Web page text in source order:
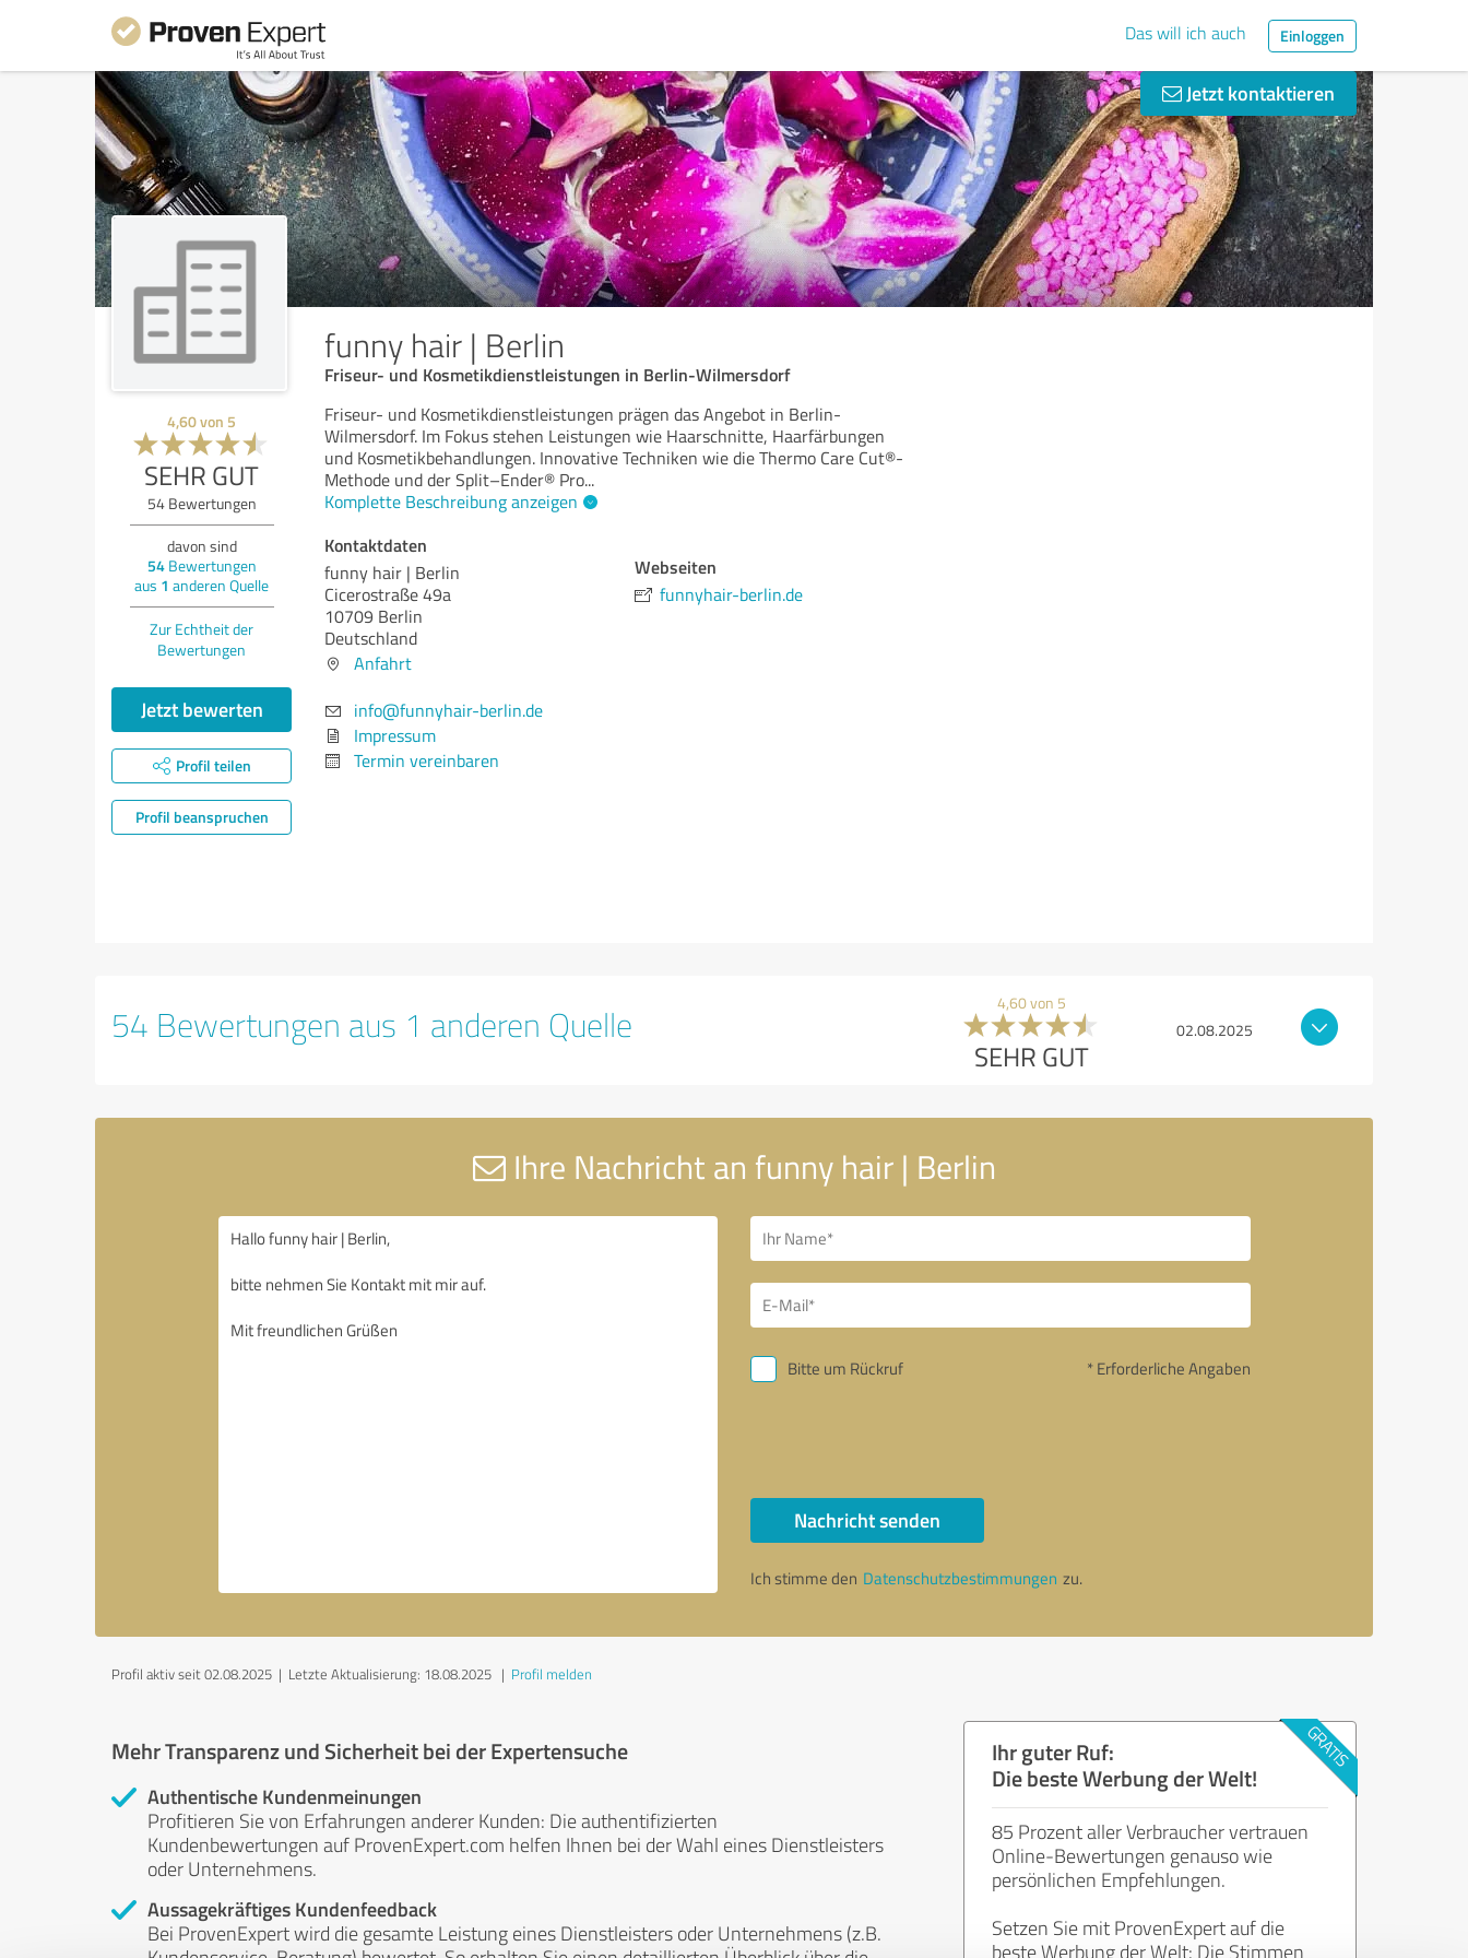
Das will ich auch Einloggen
Jetzt kontaktieren
funny hair | Berlin
Friseur- und Kosmetikdienstleistungen in Berlin-Wilmersdorf
4,60von 5
SEHR GUT
54Bewertungen
davon sind
54Bewertungen
aus 1 anderen Quelle
Zur Echtheit der
Bewertungen
Jetzt bewerten
Profil teilen
Profil beanspruchen
Friseur- und Kosmetikdienstleistungen prägen das Angebot in Berlin-
Wilmersdorf. Im Fokus stehen Leistungen wie Haarschnitte, Haarfärbungen
und Kosmetikbehandlungen. Innovative Techniken wie die Thermo Care Cut®-
Methode und der Split–Ender® Pro...
Komplette Beschreibung anzeigen
Kontaktdaten
funny hair | Berlin
Cicerostraße 49a
10709 Berlin
Deutschland
Anfahrt
info@funnyhair-berlin.de
Impressum
Termin vereinbaren
Webseiten
funnyhair-berlin.de
54 Bewertungen aus 1 anderen Quelle 4,60 von 5
SEHR GUT
02.08.2025
Ihre Nachricht an funny hair | Berlin
Bitte um Rückruf * Erforderliche Angaben
Nachricht senden
Ich stimme den Datenschutzbestimmungen zu.
Profil aktiv seit 02.08.2025 | Letzte Aktualisierung: 18.08.2025 | Profil melden
Mehr Transparenz und Sicherheit bei der Expertensuche
Authentische Kundenmeinungen
Profitieren Sie von Erfahrungen anderer Kunden: Die authentifizierten
Kundenbewertungen auf ProvenExpert.com helfen Ihnen bei der Wahl eines Dienstleisters
oder Unternehmens.
Aussagekräftiges Kundenfeedback
Bei ProvenExpert wird die gesamte Leistung eines Dienstleisters oder Unternehmens (z.B.
Ihr guter Ruf:
Die beste Werbung der Welt!
85 Prozent aller Verbraucher vertrauen
Online-Bewertungen genauso wie
persönlichen Empfehlungen.
Setzen Sie mit ProvenExpert auf die
beste Werbung der Welt: Die Stimmen